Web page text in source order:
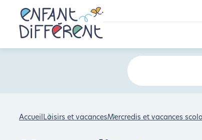
AccueilLoisirs et vacancesMercredis et vacances